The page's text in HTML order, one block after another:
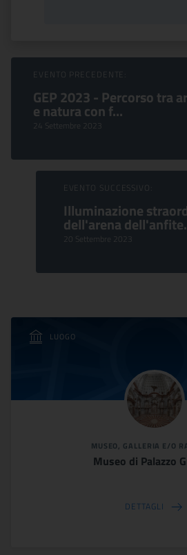
Sfoglia Eventi
EVENTO PRECEDENTE:
GEP 2023 - Percorso tra
e natura con f...
24 Settembre 2023
EVENTO SUCCESSIVO:
Illuminazione
dell'arena
20 Settembre 2023
LUOGO
MUSEO, GALLERIA E/O
Museo di Palazzo
DETTAGLI